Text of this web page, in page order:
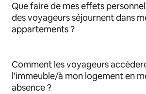
Que faire de mes effets
des voyageurs séjournent dans
appartements ?
Comment les voyageurs
l'immeuble/à mon logement en
absence ?